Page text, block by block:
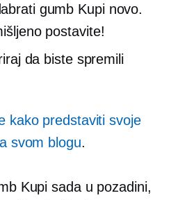
gumb Kupi novo.
postavite!
da biste spremili
kako predstaviti svoje
svom blogu.
Kupi sada u pozadini,